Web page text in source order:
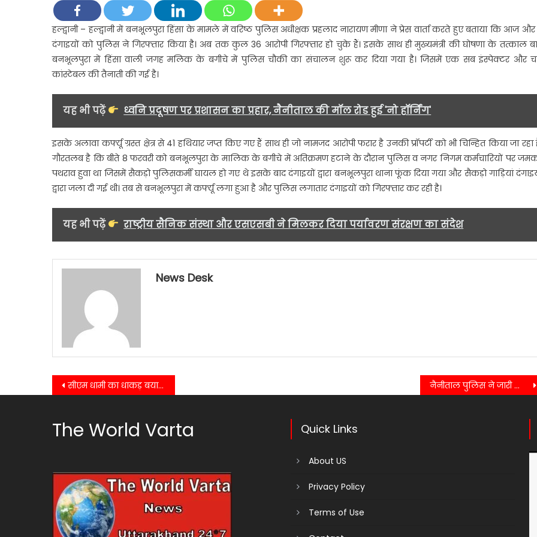
बाद,
CM
की
घोषणा
मलिक
के
बगीचे
मे
खुली
पुलिस
चौकी….
हल्द्वानी – हल्द्वानी में बनभूलपुरा हिंसा के मामले में वरिष्ठ पुलिस अधीक्षक प्रहलाद नारायण मीणा ने प्रेस वार्ता करते हुए बताया कि आज
दंगाइयों को पुलिस ने गिरफ्तार किया है। अब तक कुल 36 आरोपी गिरफ्तार हो चुके हैं। इसके साथ ही मुख्यमंत्री की घोषणा के तत्काल
बनभूलपुरा में हिंसा वाली जगह मलिक के बगीचे में पुलिस चौकी का संचालन शुरू कर दिया गया है। जिसमें एक सब इंस्पेक्टर और
कांस्टेबल की तैनाती की गई है।
यह भी पढ़ें ध्वनि प्रदूषण पर प्रशासन का प्रहार, नैनीताल की मॉल रोड हुई 'नो हॉर्निंग'
इसके अलावा कर्फ्यू ग्रस्त क्षेत्र से 41 हथियार जप्त किए गए हैं साथ ही जो नामजद आरोपी फरार है उनकी प्रॉपर्टी को भी चिन्हित किया जा रहा
गौरतलब है कि बीते 8 फरवरी को बनभूलपुरा के मालिक के बगीचे में अतिक्रमण हटाने के दौरान पुलिस व नगर निगम कर्मचारियों पर
पथराव हुवा था जिसमें सैकड़ो पुलिसकर्मी घायल हो गए थे इसके बाद दंगाइयों द्वारा बनभूलपुरा थाना फूंक दिया गया और सैकड़ो गाड़ियां
द्वारा जला दी गई थी। तब से बनभूलपुरा में कर्फ्यू लगा हुआ है और पुलिस लगातार दंगाइयों को गिरफ्तार कर रही है।
यह भी पढ़ें राष्ट्रीय सैनिक संस्था और एसएसबी ने मिलकर दिया पर्यावरण संरक्षण का संदेश
News Desk
Post
सीएम धामी का धाकड़ बयान : हल्द्वानी के बनभूलपुरा अतिक्रमण स्थल पर बनेगा पुलिस थाना.. नैनीताल पुलिस ने जारी किए बनभूलपुरा दंगे में वांछित उपद्रवियों के पोस्टर…..
The World Varta Quick Links
About US
Privacy Policy
Terms of Use